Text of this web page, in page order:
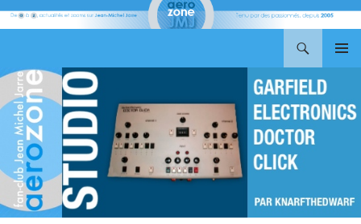
AU
CONTENU